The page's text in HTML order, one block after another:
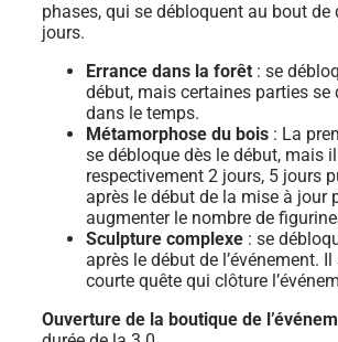
phases, qui se débloquent au bout de
jours.
Errance dans la forêt : se
début, mais certaines parties se
dans le temps.
Métamorphose du bois : La
se débloque dès le début, mais
respectivement 2 jours, 5 jours
après le début de la mise à jour
augmenter le nombre de
Sculpture complexe : se
après le début de l’événement. Il
courte quête qui clôture
Ouverture de la boutique de